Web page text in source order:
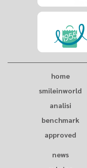
home
smileinworld
analisi
benchmark
approved
news